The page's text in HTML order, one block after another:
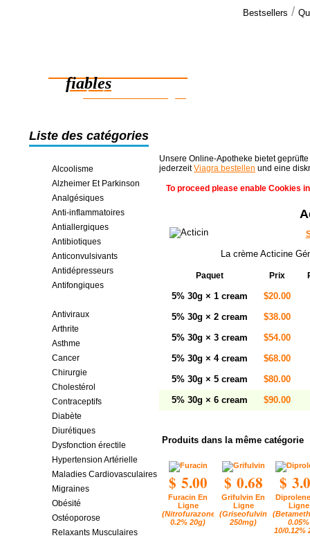
Bestsellers /
fiables
des économies en ligne
Liste des catégories
Alcoolisme
Alzheimer Et Parkinson
Analgésiques
Anti-inflammatoires
Antiallergiques
Antibiotiques
Anticonvulsivants
Antidépresseurs
Antifongiques
Antiviraux
Arthrite
Asthme
Cancer
Chirurgie
Cholestérol
Contraceptifs
Diabète
Diurétiques
Dysfonction érectile
Hypertension Artérielle
Maladies Cardiovasculaires
Migraines
Obésité
Ostéoporose
Relaxants Musculaires
Unsere Online-Apotheke bietet
jederzeitViagra bestellen und eine
To proceed please enable Cookies
La crème Acticine
Paquet Prix
5% 30g × 1 cream
$20.00
5% 30g × 2 cream
$38.00
5% 30g × 3 cream
$54.00
5% 30g × 4 cream
$68.00
5% 30g × 5 cream
$80.00
5% 30g × 6 cream
$90.00
Produits dans la même catégorie
$ 5.00
Furacin En
Ligne
(Nitrofurazone
0.2% 20g)
$ 0.68
Grifulvin En
Ligne
(Griseofulvin
250mg)
$
Ligne
0.05%
10/0.12%